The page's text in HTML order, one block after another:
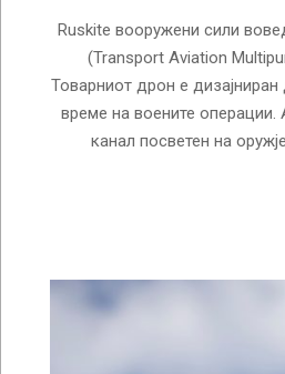
Ruskite вооружени сили
(Transport Aviation
Товарниот дрон е
време на воените операции.
канал посветен на